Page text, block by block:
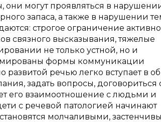
они могут проявляться в
запаса, а также в нарушении
строгое ограничение
связного высказывания, тяжелые
не только устной, но и
формы коммуникации
развитой речью легко вступает в
задать вопросы, договориться
его взаимоотношение с людьми и
с речевой патологией начинают
молчаливыми,